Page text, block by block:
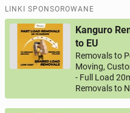
LINKI SPONSOROWANE
Kanguro
to EU
Removals to
Moving,
- Full Load
Removals to